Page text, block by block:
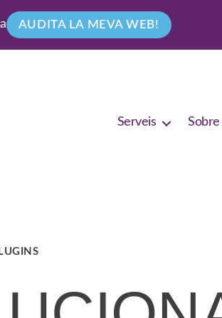
AUDITA LA MEVA WEB!
Serveis
CATEGORIES